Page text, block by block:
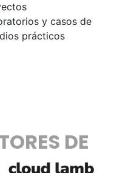
y casos de
prácticos
DE